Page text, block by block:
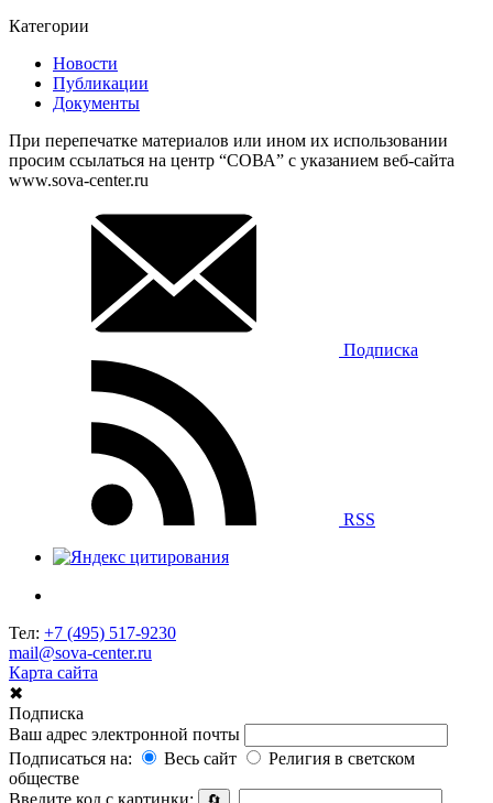
Категории
Новости
Публикации
Документы
При перепечатке материалов или ином их использовании
просим ссылаться на центр “СОВА” с указанием веб-сайта
www.sova-center.ru
Подписка
RSS
Тел: +7 (495) 517-9230
mail@sova-center.ru
Карта сайта
✖
Подписка
Ваш адрес электронной почты
Подписаться на:
Весь сайт
Религия в светском
обществе